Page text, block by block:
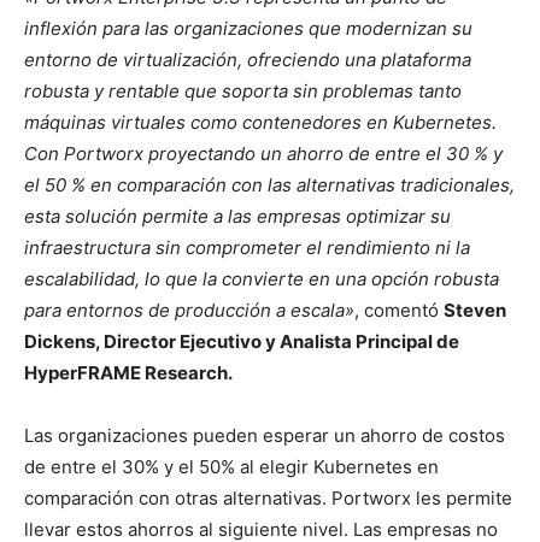
inflexión para las organizaciones que modernizan su
entorno de virtualización, ofreciendo una plataforma
robusta y rentable que soporta sin problemas tanto
máquinas virtuales como contenedores en Kubernetes.
Con Portworx proyectando un ahorro de entre el 30 % y
el 50 % en comparación con las alternativas tradicionales,
esta solución permite a las empresas optimizar su
infraestructura sin comprometer el rendimiento ni la
escalabilidad, lo que la convierte en una opción robusta
para entornos de producción a escala», comentó Steven
Dickens, Director Ejecutivo y Analista Principal de
HyperFRAME Research.
Las organizaciones pueden esperar un ahorro de costos
de entre el 30% y el 50% al elegir Kubernetes en
comparación con otras alternativas. Portworx les permite
llevar estos ahorros al siguiente nivel. Las empresas no